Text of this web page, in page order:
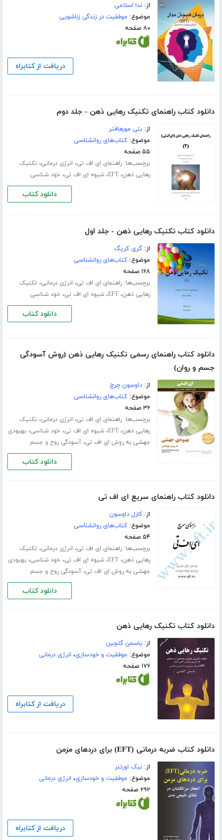
از:ندا اسلامی
موضوع: موفقیت در زندگی زناشویی
۸۰ صفحه
دریافت از کتابراه
دانلود کتاب راهنمای تکنیک رهایی ذهن - جلد دوم
از:بتی مورهافتر
موضوع:کتاب‌های روانشناسی
۵۵ صفحه
برچسب‌ها:راهنمای ای اف تی، انرژی درمانی، تکنیک
رهایی ذهن،EFT،شیوه ای اف تی، خود شناسی
دانلود کتاب
دانلود کتاب تکنیک رهایی ذهن - جلد اول
از:گری کریگ
موضوع:کتاب‌های روانشناسی
۱۶۸ صفحه
برچسب‌ها:راهنمای ای اف تی، انرژی درمانی، تکنیک
رهایی ذهن،EFT،شیوه ای اف تی، خود شناسی
دانلود کتاب
دانلود کتاب راهنمای رسمی تکنیک رهایی ذهن (روش آسودگی
جسم و روان)
از:داوسون چرچ
موضوع:کتاب‌های روانشناسی
۳۶ صفحه
برچسب‌ها:راهنمای ای اف تی، انرژی درمانی، تکنیک
رهایی ذهن،EFT،شیوه ای اف تی، خود شناسی،بهبودی
جهشی به روش ای اف تی،آسودگی روح و جسم
دانلود کتاب
دانلود کتاب راهنمای سریع ای اف تی
از:کارل داوسون
موضوع:کتاب‌های روانشناسی
۵۴ صفحه
برچسب‌ها:راهنمای ای اف تی، انرژی درمانی، تکنیک
رهایی ذهن،EFT،شیوه ای اف تی، خود شناسی،بهبودی
جهشی به روش ای اف تی،آسودگی روح و جسم
دانلود کتاب
دانلود کتاب تکنیک رهایی ذهن
از:یاسمن گلچین
موضوع: موفقیت و خودسازی، انرژی درمانی
۱۷۶ صفحه
دریافت از کتابراه
دانلود کتاب ضربه درمانی (EFT) برای دردهای مزمن
از:نیک اورتنر
موضوع: موفقیت و خودسازی، انرژی درمانی
۲۹۲ صفحه
دریافت از کتابراه